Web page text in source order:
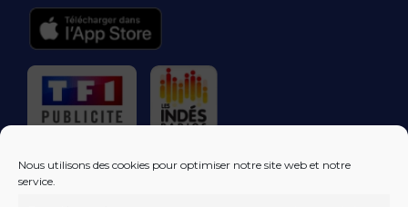
Nous utilisons des cookies pour optimiser notre site web et notre
service.
RÉGIE PUBLICITAIRE